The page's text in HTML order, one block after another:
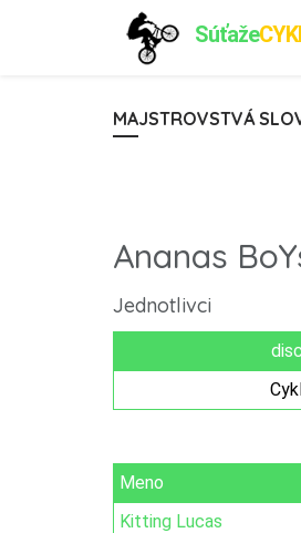
Súťaže
MAJSTROVSTVÁ
Ananas
Jednotlivci
Meno
Kitting Lucas